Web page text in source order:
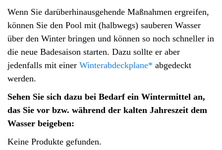
Wenn Sie darüberhinausgehende Maßnahmen ergreifen,
können Sie den Pool mit (halbwegs) sauberen Wasser
über den Winter bringen und können so noch schneller in
die neue Badesaison starten. Dazu sollte er aber
jedenfalls mit einer Winterabdeckplane* abgedeckt
werden.
Sehen Sie sich dazu bei Bedarf ein Wintermittel an,
das Sie vor bzw. während der kalten Jahreszeit dem
Wasser beigeben:
Keine Produkte gefunden.